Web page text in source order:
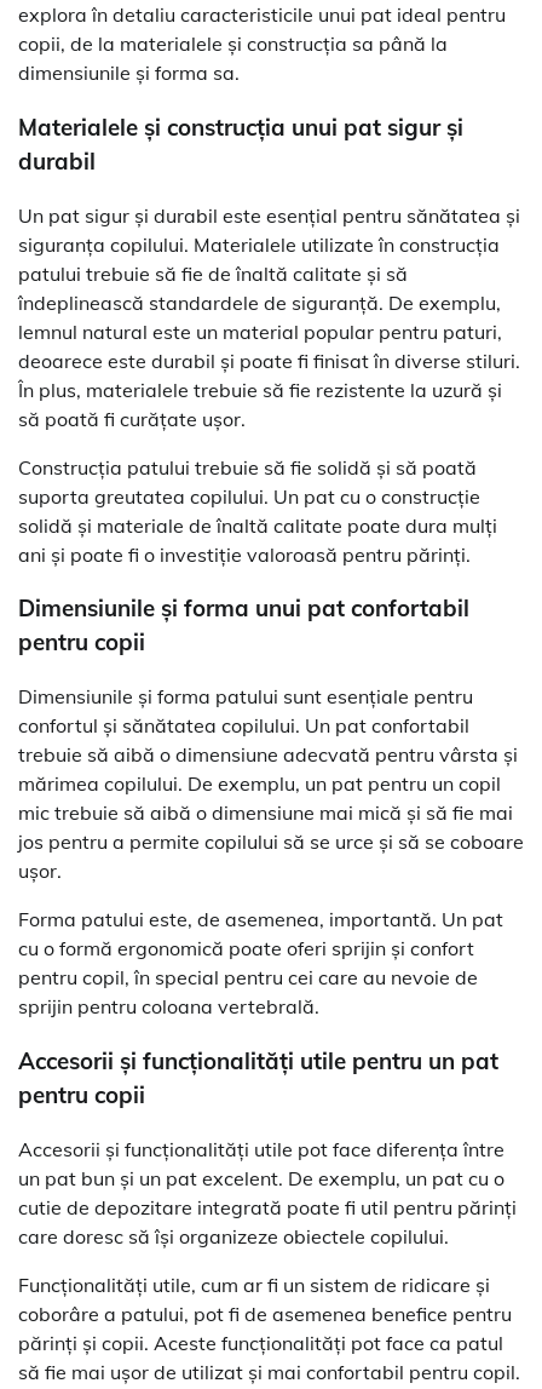
explora în detaliu caracteristicile unui pat ideal pentru
copii, de la materialele și construcția sa până la
dimensiunile și forma sa.
Materialele și construcția unui pat sigur și
durabil
Un pat sigur și durabil este esențial pentru sănătatea și
siguranța copilului. Materialele utilizate în construcția
patului trebuie să fie de înaltă calitate și să
îndeplinească standardele de siguranță. De exemplu,
lemnul natural este un material popular pentru paturi,
deoarece este durabil și poate fi finisat în diverse stiluri.
În plus, materialele trebuie să fie rezistente la uzură și
să poată fi curățate ușor.
Construcția patului trebuie să fie solidă și să poată
suporta greutatea copilului. Un pat cu o construcție
solidă și materiale de înaltă calitate poate dura mulți
ani și poate fi o investiție valoroasă pentru părinți.
Dimensiunile și forma unui pat confortabil
pentru copii
Dimensiunile și forma patului sunt esențiale pentru
confortul și sănătatea copilului. Un pat confortabil
trebuie să aibă o dimensiune adecvată pentru vârsta și
mărimea copilului. De exemplu, un pat pentru un copil
mic trebuie să aibă o dimensiune mai mică și să fie mai
jos pentru a permite copilului să se urce și să se coboare
ușor.
Forma patului este, de asemenea, importantă. Un pat
cu o formă ergonomică poate oferi sprijin și confort
pentru copil, în special pentru cei care au nevoie de
sprijin pentru coloana vertebrală.
Accesorii și funcționalități utile pentru un pat
pentru copii
Accesorii și funcționalități utile pot face diferența între
un pat bun și un pat excelent. De exemplu, un pat cu o
cutie de depozitare integrată poate fi util pentru părinți
care doresc să își organizeze obiectele copilului.
Funcționalități utile, cum ar fi un sistem de ridicare și
coborâre a patului, pot fi de asemenea benefice pentru
părinți și copii. Aceste funcționalități pot face ca patul
să fie mai ușor de utilizat și mai confortabil pentru copil.